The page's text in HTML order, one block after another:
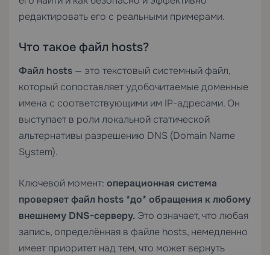
редактировать его с реальными примерами.
Что такое файл hosts?
Файл hosts — это текстовый системный файл,
который сопоставляет удобочитаемые доменные
имена с соответствующими им IP-адресами. Он
выступает в роли локальной статической
альтернативы разрешению DNS (Domain Name
System).
Ключевой момент: операционная система
проверяет файл hosts *до* обращения к любому
внешнему DNS-серверу. Это означает, что любая
запись, определённая в файле hosts, немедленно
имеет приоритет над тем, что может вернуть